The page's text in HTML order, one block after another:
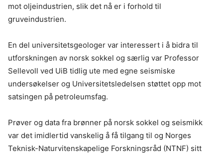
mot oljeindustrien, slik det nå er i forhold til
gruveindustrien.
En del universitetsgeologer var interessert i å bidra til
utforskningen av norsk sokkel og særlig var Professor
Sellevoll ved UiB tidlig ute med egne seismiske
undersøkelser og Universitetsledelsen støttet opp mot
satsingen på petroleumsfag.
Prøver og data fra brønner på norsk sokkel og seismikk
var det imidlertid vanskelig å få tilgang til og Norges
Teknisk-Naturvitenskapelige Forskningsråd (NTNF) sitt